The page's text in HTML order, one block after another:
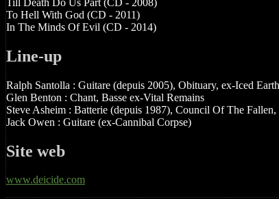
To Hell With God (CD - 2011)
In The Minds Of Evil (CD - 2014)
Line-up
Ralph Santolla : Guitare (depuis 2005), Obituary, ex-Iced
Glen Benton : Chant, Basse ex-Vital Remains
Steve Asheim : Batterie (depuis 1987), Council Of The
Jack Owen : Guitare (ex-Cannibal Corpse)
Site web
www.deicide.com